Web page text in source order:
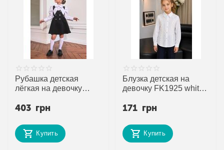
Рубашка детская
лёгкая на девочку
"Seven Zikina"
прямого поставщика
403 грн
Купить
Блузка детская на
девочку FK1925 white
недорого оптом от
171 грн
Купить